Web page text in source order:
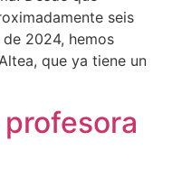
seis
2024, hemos
que ya tiene un